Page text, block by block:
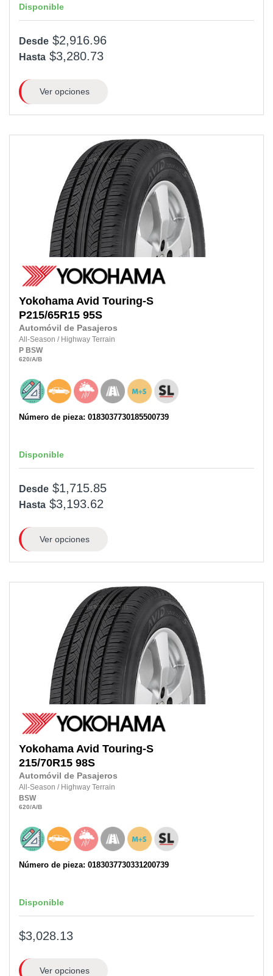
Disponible
Desde $2,916.96
Hasta $3,280.73
Ver opciones
Yokohama Avid Touring-S
P215/65R15 95S
Automóvil de Pasajeros
All-Season / Highway Terrain
P BSW
620/A/B
Número de pieza: 0183037730185500739
Disponible
Desde $1,715.85
Hasta $3,193.62
Ver opciones
Yokohama Avid Touring-S
215/70R15 98S
Automóvil de Pasajeros
All-Season / Highway Terrain
BSW
620/A/B
Número de pieza: 0183037730331200739
Disponible
$3,028.13
Ver opciones